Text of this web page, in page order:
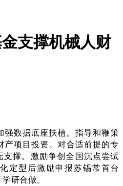
支撑机械人财
数据底座扶植。指导和鞭策
产项目投资。对合适前提的专
撑。激励争创全国沉点尝试
定型后激励申报苏锡常首台
研合做。